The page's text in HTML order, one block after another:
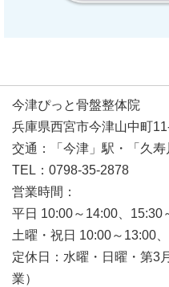
今津ぴっと骨盤整体院
兵庫県西宮市今津山中町
交通：「今津」駅・「久
TEL：0798-35-2878
営業時間：
平日 10:00～14:00、15:30
土曜・祝日 10:00～13:00
定休日：水曜・日曜・第3
業）